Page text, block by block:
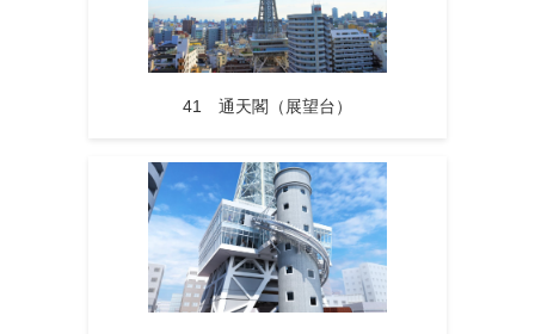
41 通天閣（展望台）